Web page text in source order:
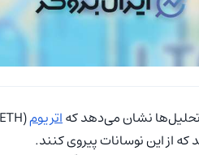
تحلیل‌ها نشان می‌دهد کهاتریوم(ETH)،